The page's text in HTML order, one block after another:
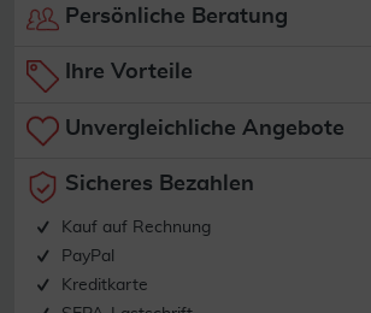
Persönliche Beratung
Ihre Vorteile
Unvergleichliche Angebote
Sicheres Bezahlen
Kauf auf Rechnung
PayPal
Kreditkarte